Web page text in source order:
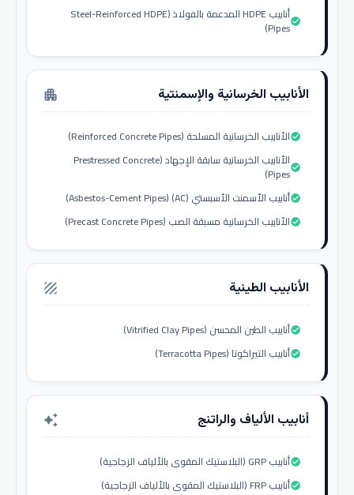
أنابيب HDPE المدعمة بالفولاذ (Steel-Reinforced HDPE
Pipes)check_circle
الأنابيب الخرسانية والإسمنتية apartment
الأنابيب الخرسانية المسلحة (Reinforced Concrete Pipes)check_circle
الأنابيب الخرسانية سابقة الإجهاد (Prestressed Concrete
Pipes)check_circle
أنابيب الأسمنت الأسبستي (AC) (Asbestos-Cement Pipes)check_circle
الأنابيب الخرسانية مسبقة الصب (Precast Concrete Pipes)check_circle
الأنابيب الطينية texture
أنابيب الطين المحسن (Vitrified Clay Pipes)check_circle
أنابيب التيراكوتا (Terracotta Pipes)check_circle
أنابيب الألياف والراتنج auto_awesome
أنابيب GRP (البلاستيك المقوى بالألياف الزجاجية)check_circle
أنابيب FRP (البلاستيك المقوى بالألياف الزجاجية)check_circle